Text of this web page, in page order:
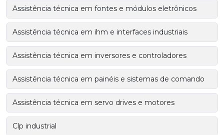
Assistência técnica em fontes e módulos eletrônicos
Assistência técnica em ihm e interfaces industriais
Assistência técnica em inversores e controladores
Assistência técnica em painéis e sistemas de comando
Assistência técnica em servo drives e motores
Clp industrial